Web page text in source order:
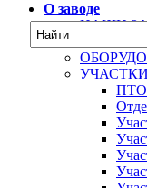
О заводе
НАШИ
ПТО